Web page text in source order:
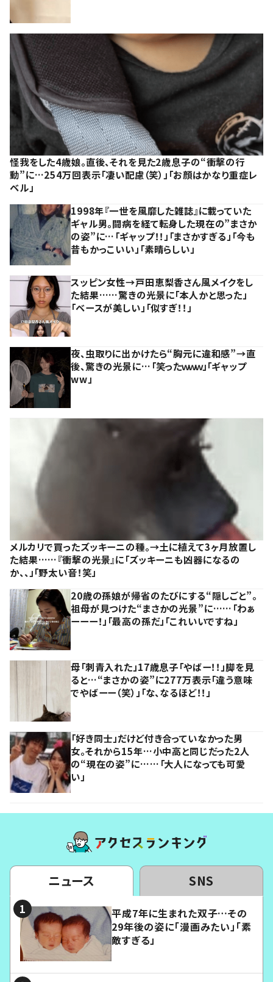
怪我をした4歳娘。直後、それを見た2歳息子の“衝撃の行
動”に…254万回表示「凄い配慮（笑）」「お顔はかなり重症レ
ベル」
1998年『一世を風靡した雑誌』に載っていた
ギャル男。闘病を経て転身した現在の”まさか
の姿”に…「ギャップ！！」「まさかすぎる」「今も
昔もかっこいい」「素晴らしい」
スッピン女性→戸田恵梨香さん風メイクをし
た結果……驚きの光景に「本人かと思った」
「ベースが美しい」「似すぎ！！」
夜、虫取りに出かけたら“胸元に違和感”→直
後、驚きの光景に…「笑ったｗｗｗ」「ギャップ
ww」
メルカリで買ったズッキーニの種。→土に植えて3ヶ月放置し
た結果……『衝撃の光景』に「ズッキーニも凶器になるの
か、、」「野太い音！笑」
20歳の孫娘が帰省のたびにする“隠しごと”。
祖母が見つけた“まさかの光景”に……「わぁ
ーーー！」「最高の孫だ」「これいいですね」
母「刺青入れた」17歳息子「やばー！！」脚を見
ると…“まさかの姿”に277万表示「違う意味
でやばーー（笑）」「な、なるほど！！」
「好き同士」だけど付き合っていなかった男
女。それから15年…小中高と同じだった2人
の“現在の姿”に……「大人になっても可愛
い」
ニュース SNS
平成7年に生まれた双子…その
29年後の姿に「漫画みたい」「素
敵すぎる」